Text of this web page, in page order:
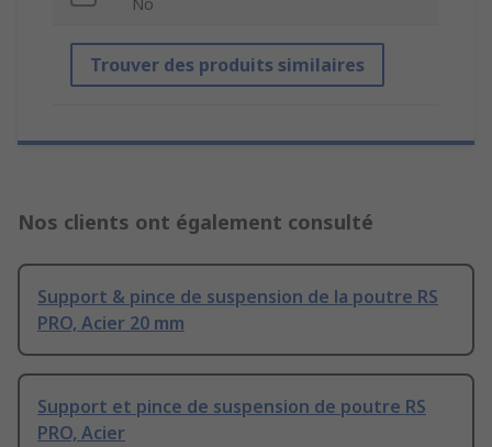
No
Trouver des produits similaires
Nos clients ont également consulté
Support & pince de suspension de la poutre RS
PRO, Acier 20 mm
Support et pince de suspension de poutre RS
PRO, Acier